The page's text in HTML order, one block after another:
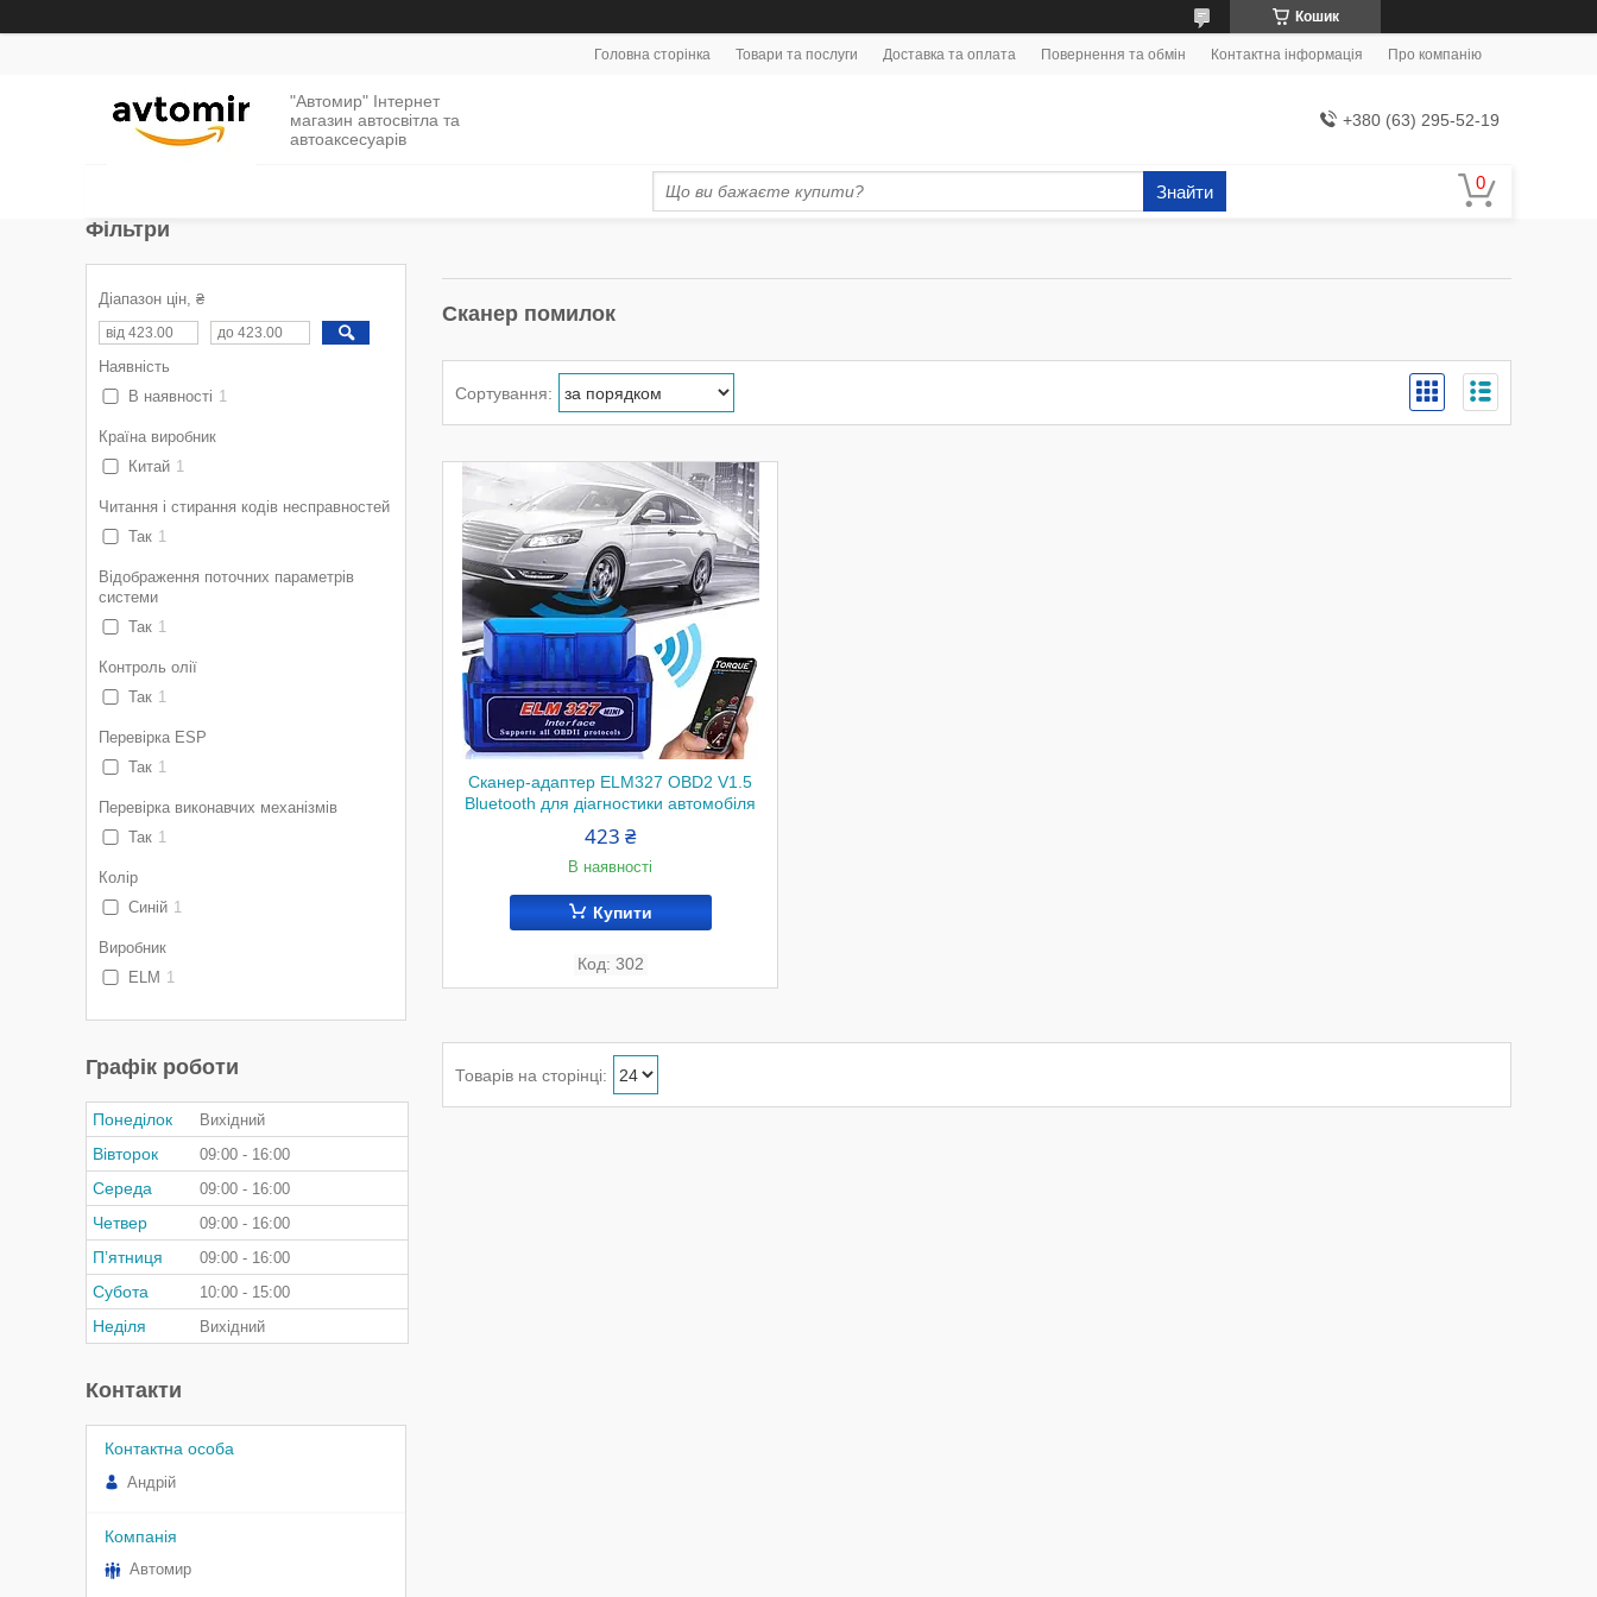
Кошик
Головна сторінка Товари та послуги Доставка та оплата Повернення та обмін Контактна інформація Про компанію
"Автомир" Інтернет
магазин автосвітла та
автоаксесуарів
+380 (63) 295-52-19
Знайти
Сканер помилок
Сканер-адаптер ELM327 OBD2 V1.5
Bluetooth для діагностики автомобіля
423 ₴
В наявності
Купити
302
Фільтри
Діапазон цін, ₴
Наявність
В наявності 1
Країна виробник
Китай 1
Читання і стирання кодів несправностей
Так 1
Відображення поточних параметрів
системи
Так 1
Контроль олії
Так 1
Перевірка ESP
Так 1
Перевірка виконавчих механізмів
Так 1
Колір
Синій 1
Виробник
ELM 1
Графік роботи
Понеділок Вихідний
Вівторок 09:00 16:00
Середа 09:00 16:00
Четвер 09:00 16:00
Пʼятниця 09:00 16:00
Субота 10:00 15:00
Неділя Вихідний
Контакти
Андрій
Автомир